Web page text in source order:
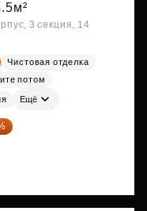
3 секция, 14
Чистовая отделка
потом
Ещё